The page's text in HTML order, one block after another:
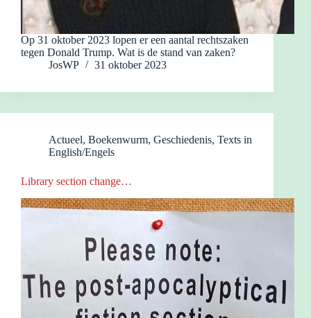
Op 31 oktober 2023 lopen er een aantal rechtszaken
tegen Donald Trump. Wat is de stand van zaken?
JosWP
31 oktober 2023
Actueel, Boekenwurm, Geschiedenis, Texts in
English/Engels
Library section change…